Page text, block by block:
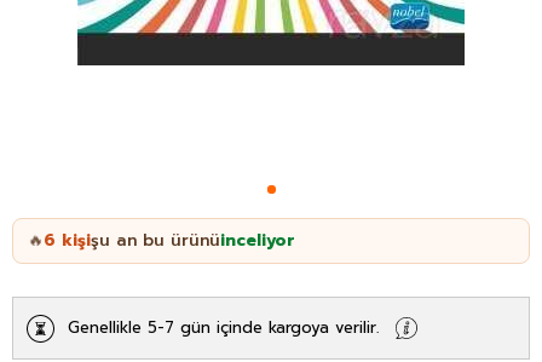
🔥6 kişişu an bu ürünüinceliyor
Genellikle 5-7 gün içinde kargoya verilir.